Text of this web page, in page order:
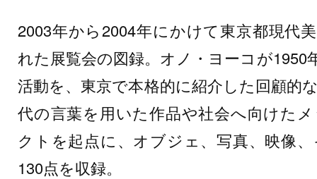
2003年から2004年にかけて東京都現代
れた展覧会の図録。オノ・ヨーコが1950
活動を、東京で本格的に紹介した回顧的
代の言葉を用いた作品や社会へ向けた
クトを起点に、オブジェ、写真、映像
130点を収録。